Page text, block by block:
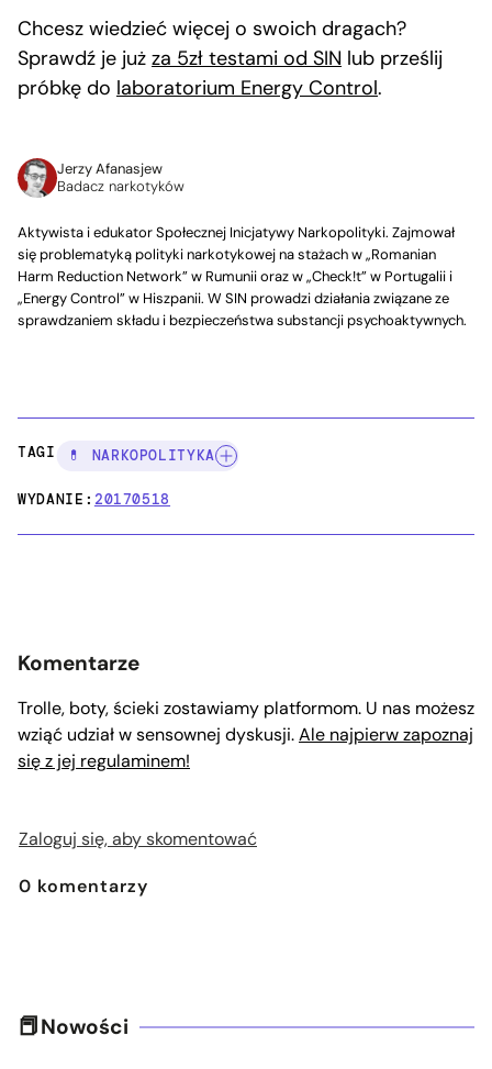
Chcesz wiedzieć więcej o swoich dragach?
Sprawdź je już za 5zł testami od SIN lub prześlij
próbkę do laboratorium Energy Control.
Jerzy Afanasjew
Badacz narkotyków
Aktywista i edukator Społecznej Inicjatywy Narkopolityki. Zajmował
się problematyką polityki narkotykowej na stażach w „Romanian
Harm Reduction Network” w Rumunii oraz w „Check!t” w Portugalii i
„Energy Control” w Hiszpanii. W SIN prowadzi działania związane ze
sprawdzaniem składu i bezpieczeństwa substancji psychoaktywnych.
TAGI: 💊 NARKOPOLITYKA
WYDANIE:20170518
Komentarze
Trolle, boty, ścieki zostawiamy platformom. U nas możesz
wziąć udział w sensownej dyskusji.Ale najpierw zapoznaj
się z jej regulaminem!
Zaloguj się, aby skomentować
0 komentarzy
Nowości